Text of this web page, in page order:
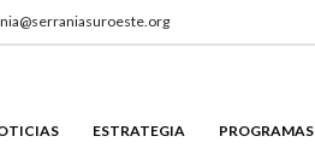
ESTRATEGIA PROGRAMAS